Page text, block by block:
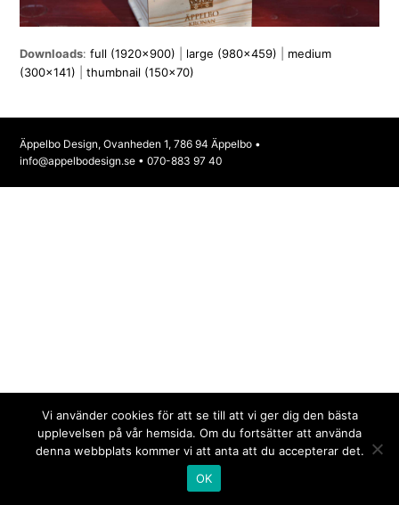
Downloads:full (1920x900) large (980x459)
medium
(300x141) |thumbnail (150x70)
Äppelbo Design, Ovanheden 1, 786 94 Äppelbo •
info@appelbodesign.se • 070-883 97 40
Vi använder cookies för att se till att vi ger dig den bästa
upplevelsen på vår hemsida. Om du fortsätter att använda
denna webbplats kommer vi att anta att du accepterar det.
OK